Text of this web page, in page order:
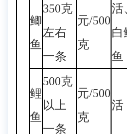
鲫
鱼
350克
左右
一条
元/500
克
活
白
鱼
鲤
鱼
500克
以上
一条
元/500
克
活